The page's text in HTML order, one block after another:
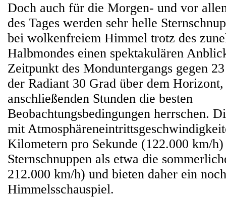
Doch auch für die Morgen- und vor
des Tages werden sehr helle
bei wolkenfreiem Himmel trotz des
Halbmondes einen spektakulären
Zeitpunkt des Monduntergangs gegen
der Radiant 30 Grad über dem Horizont,
anschließenden Stunden die besten
Beobachtungsbedingungen herrschen.
mit
Kilometern pro Sekunde (122.000 km/
Sternschnuppen als etwa die
212.000 km/h) und bieten daher ein
Himmelsschauspiel.